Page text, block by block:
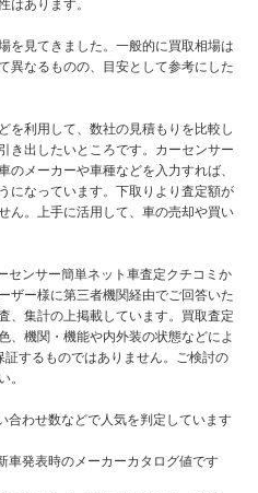
はあります。
を見てきました。一般的に買取相場は
異なるものの、目安として参考にした
を利用して、数社の見積もりを比較し
き出したいところです。カーセンサー
メーカーや車種などを入力すれば、
になっています。下取りより査定額が
ん。上手に活用して、車の売却や買い
センサー簡単ネット車査定クチコミか
ザー様に第三者機関経由でご回答いた
、集計の上掲載しています。買取査定
、機関・機能や内外装の状態などによ
するものではありません。ご検討の
。
合わせ数などで人気を判定しています
車発表時のメーカーカタログ値です